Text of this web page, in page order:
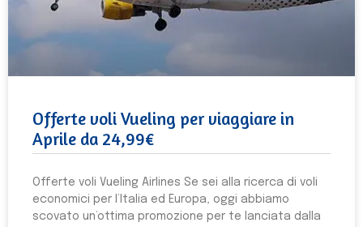
Offerte voli Vueling per viaggiare in
Aprile da 24,99€
Offerte voli Vueling Airlines Se sei alla ricerca di voli
economici per l’Italia ed Europa, oggi abbiamo
scovato un’ottima promozione per te lanciata dalla